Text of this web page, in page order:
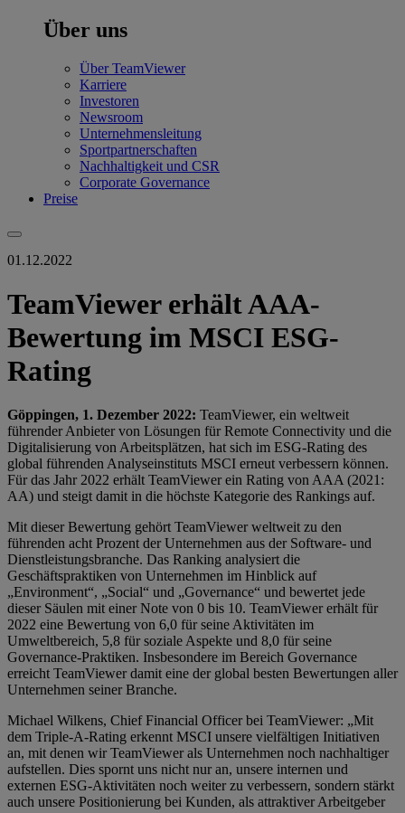
Über uns
Über TeamViewer
Karriere
Investoren
Newsroom
Unternehmensleitung
Sportpartnerschaften
Nachhaltigkeit und CSR
Corporate Governance
Preise
01.12.2022
TeamViewer erhält AAA-
Bewertung im MSCI ESG-
Rating
Göppingen, 1. Dezember 2022: TeamViewer, ein weltweit
führender Anbieter von Lösungen für Remote Connectivity und die
Digitalisierung von Arbeitsplätzen, hat sich im ESG-Rating des
global führenden Analyseinstituts MSCI erneut verbessern können.
Für das Jahr 2022 erhält TeamViewer ein Rating von AAA (2021:
AA) und steigt damit in die höchste Kategorie des Rankings auf.
Mit dieser Bewertung gehört TeamViewer weltweit zu den
führenden acht Prozent der Unternehmen aus der Software- und
Dienstleistungsbranche. Das Ranking analysiert die
Geschäftspraktiken von Unternehmen im Hinblick auf
„Environment“, „Social“ und „Governance“ und bewertet jede
dieser Säulen mit einer Note von 0 bis 10. TeamViewer erhält für
2022 eine Bewertung von 6,0 für seine Aktivitäten im
Umweltbereich, 5,8 für soziale Aspekte und 8,0 für seine
Governance-Praktiken. Insbesondere im Bereich Governance
erreicht TeamViewer damit eine der global besten Bewertungen aller
Unternehmen seiner Branche.
Michael Wilkens, Chief Financial Officer bei TeamViewer: „Mit
dem Triple-A-Rating erkennt MSCI unsere vielfältigen Initiativen
an, mit denen wir TeamViewer als Unternehmen noch nachhaltiger
aufstellen. Dies spornt uns nicht nur an, unsere internen und
externen ESG-Aktivitäten noch weiter zu verbessern, sondern stärkt
auch unsere Positionierung bei Kunden, als attraktiver Arbeitgeber